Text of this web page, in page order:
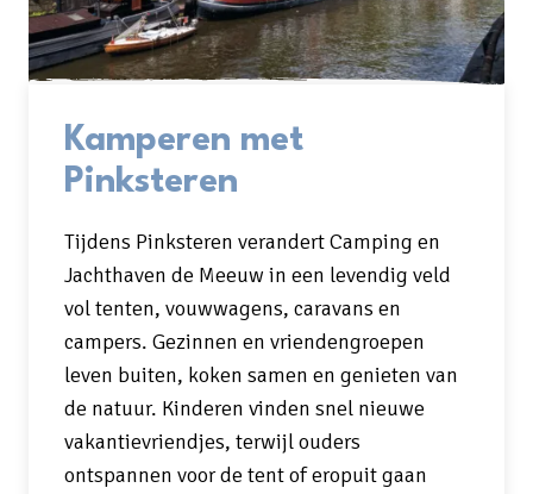
Kamperen met
Pinksteren
Tijdens Pinksteren verandert Camping en
Jachthaven de Meeuw in een levendig veld
vol tenten, vouwwagens, caravans en
campers. Gezinnen en vriendengroepen
leven buiten, koken samen en genieten van
de natuur. Kinderen vinden snel nieuwe
vakantievriendjes, terwijl ouders
ontspannen voor de tent of eropuit gaan